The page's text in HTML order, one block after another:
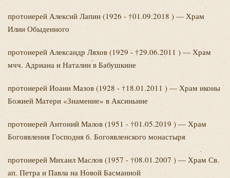
протоиерей Алексий Лапин (1926 - †01.09.2018 ) — Храм
Илии Обыденного
протоиерей Александр Ляхов (1929 - †29.06.2011 ) — Храм
мчч. Адриана и Наталии в Бабушкине
протоиерей Иоанн Мазов (1928 - †18.01.2011 ) — Храм иконы
Божией Матери «Знамение» в Аксиньине
протоиерей Антоний Малов (1951 - †01.05.2019 ) — Храм
Богоявления Господня б. Богоявленского монастыря
протоиерей Михаил Маслов (1957 - †08.01.2007 ) — Храм Св.
ап. Петра и Павла на Новой Басманной